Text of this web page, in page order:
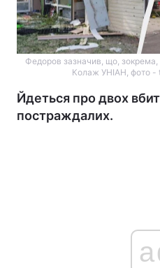
Федоров зазначив, що,
Колаж УНІАН, фото -
Йдеться про двох
постраждалих.